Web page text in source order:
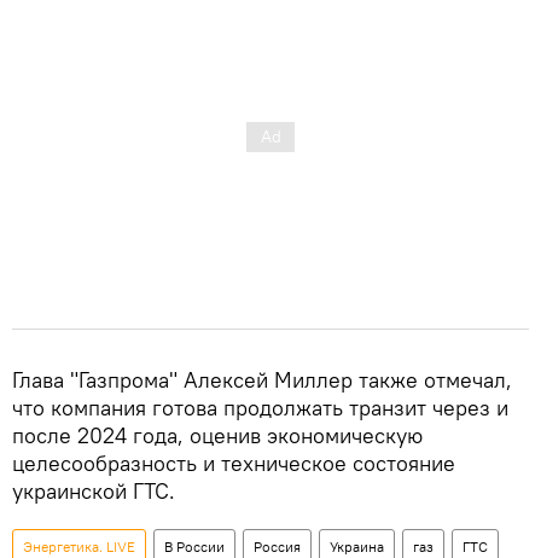
Глава "Газпрома" Алексей Миллер также отмечал,
что компания готова продолжать транзит через и
после 2024 года, оценив экономическую
целесообразность и техническое состояние
украинской ГТС.
Энергетика. LIVE В России Россия Украина газ ГТС